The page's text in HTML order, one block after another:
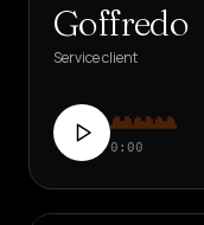
Goffredo
Service client
0:00